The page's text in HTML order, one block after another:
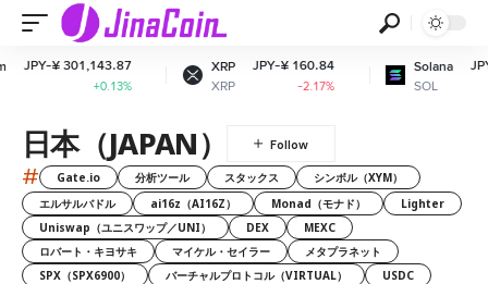
¥ 301,143.87
XRP
XRP
JPY-¥ 160.84
Solana
SOL
JPY-¥
日本（JAPAN）
# Gate.io 分析ツール スタックス
シンボル（XYM）
エルサルバドル
ai16z（AI16Z） Monad（モナド）
Lighter
Uniswap（ユニスワップ／UNI）
DEX
MEXC
ロバート・キヨサキ
マイケル・セイラー
メタプラネット
SPX（SPX6900）
バーチャルプロトコル（VIRTUAL）
USDC